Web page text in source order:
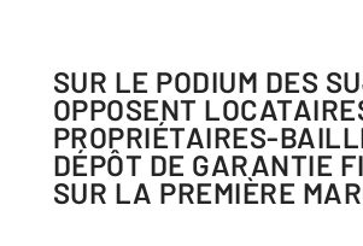
SUR LE PODIUM DES SUJETS QUI
OPPOSENT
PROPRIÉTAIRES-
DÉPÔT DE GARANTIE
SUR LA PREMIÈRE